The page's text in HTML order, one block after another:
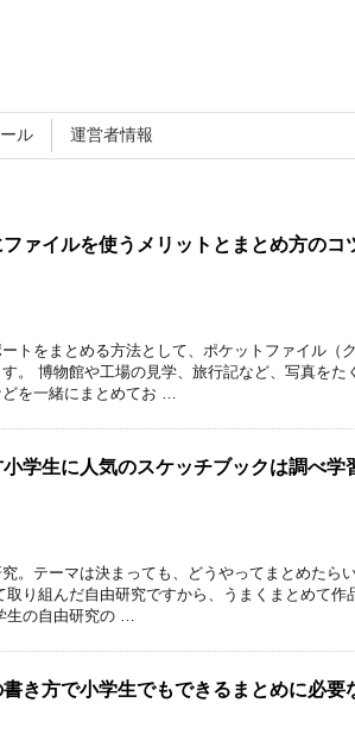
ル 運営者情報
ァイルを使うメリットとまとめ方のコ
トをまとめる方法として、ポケットファイル（
。 博物館や工場の見学、旅行記など、写真をた
どを一緒にまとめてお …
学生に人気のスケッチブックは調べ
。テーマは決まっても、どうやってまとめたら
取り組んだ自由研究ですから、うまくまとめて作
の自由研究の …
き方で小学生でもできるまとめに必要